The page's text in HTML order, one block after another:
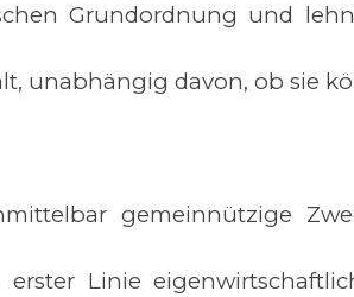
Grundordnung und
unabhängig davon, ob sie
gemeinnützige
Linie